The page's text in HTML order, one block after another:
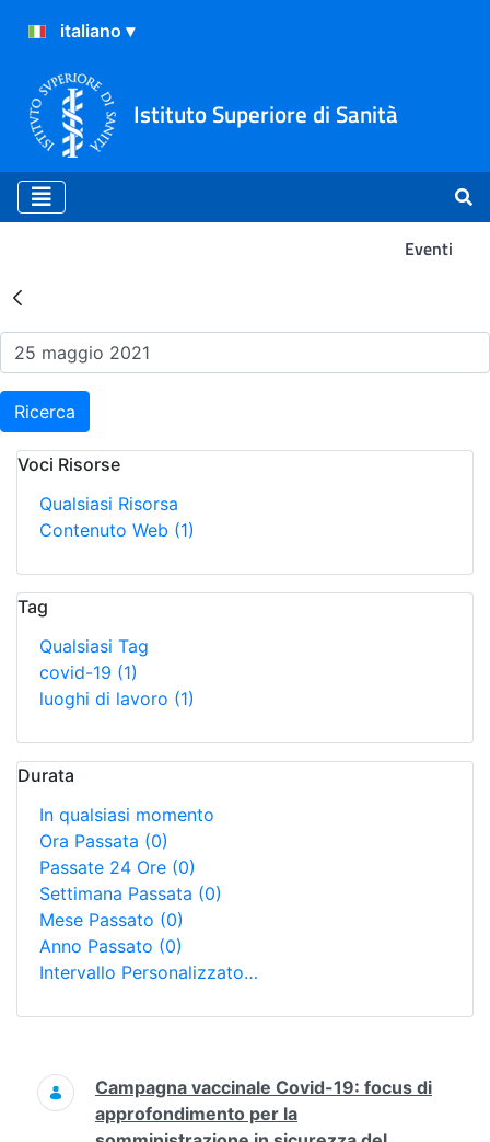
Istituto Superiore di Sanità
Eventi
Risultati della Ricerca -
Ricerca
Voci Risorse
Qualsiasi Risorsa
Contenuto Web (1)
Tag
Qualsiasi Tag
covid-19 (1)
luoghi di lavoro (1)
Durata
In qualsiasi momento
Ora Passata (0)
Passate 24 Ore (0)
Settimana Passata (0)
Mese Passato (0)
Anno Passato (0)
Intervallo Personalizzato…
Ricerca
Campagna vaccinale Covid-19: focus di
approfondimento per la